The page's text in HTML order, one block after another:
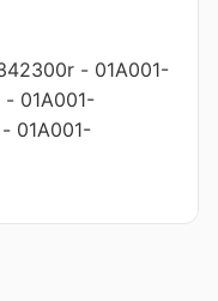
- 01A001-
- 01A001-
- 01A001-